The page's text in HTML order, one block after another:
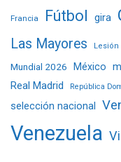
Francia Fútbol gira
Las Mayores Lesión
Mundial 2026 México
Real Madrid República
selección nacional
Venezuela